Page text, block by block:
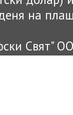
на
Свят"